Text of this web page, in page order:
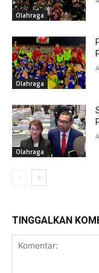
Olahraga
Olahraga
Olahraga
TINGGALKAN